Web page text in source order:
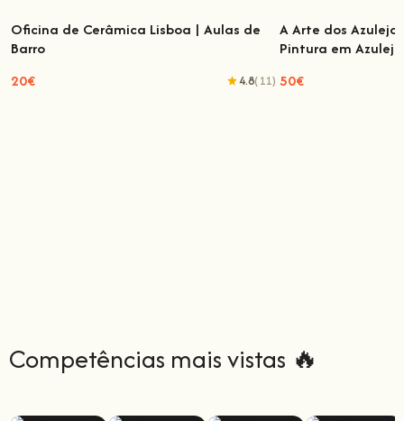
Oficina de Cerâmica Lisboa | Aulas de Barro
Oficina de Cerâmica Lisboa | Aulas de
Barro
20€
4.8(11)
A Arte dos
A Arte dos
Pintura em
50€
Competências mais vistas 🔥